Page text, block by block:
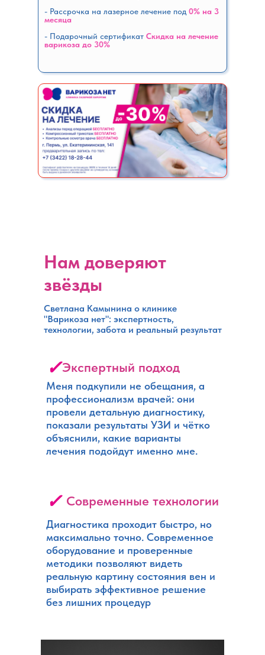
- Рассрочка на лазерное лечение под 0% на 3
месяца
- Подарочный сертификат Скидка на лечение
варикоза до 30%
✓ Современные технологии
Диагностика проходит быстро, но
максимально точно. Современное
оборудование и проверенные
методики позволяют видеть
реальную картину состояния вен и
выбирать эффективное решение
без лишних процедур
✓Экспертный подход
Меня подкупили не обещания, а
профессионализм врачей: они
провели детальную диагностику,
показали результаты УЗИ и чётко
объяснили, какие варианты
лечения подойдут именно мне.
Нам доверяют
звёзды
Светлана Камынина о клинике
"Варикоза нет": экспертность,
технологии, забота и реальный результат